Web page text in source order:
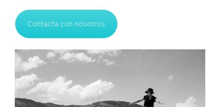
Contacta con nosotros